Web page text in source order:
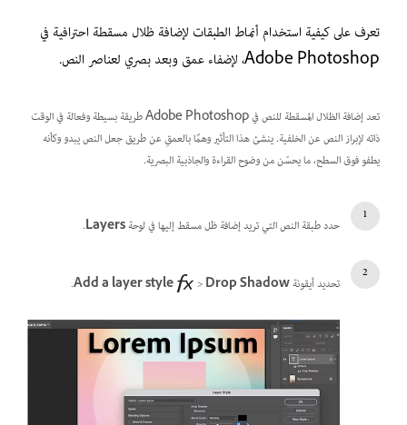
تعرف على كيفية استخدام أنماط الطبقات لإضافة ظلال مسقطة احترافية في
Adobe Photoshop، لإضفاء عمق وبعد بصري لعناصر النص.
تعد إضافة الظلال المسقطة للنص في Adobe Photoshop طريقة بسيطة وفعالة في الوقت
ذاته لإبراز النص عن الخلفية. ينشئ هذا التأثير وهمًا بالعمقِ عن طريق جعل النص يبدو وكأنه
يطفو فوق السطح، ما يحسّن من وضوح القراءة والجاذبية البصرية.
حدد طبقة النص التي تريد إضافة ظل مسقط إليها في لوحةLayers
.
تحديد أيقونة Add a layer style >Drop Shadow
.